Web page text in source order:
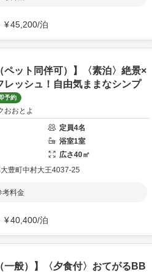
¥45,200/泊
ペット同伴可）】〈素泊〉絶景×
レッシュ！自由気ままなシンプ
予約
おおとよ
定員4名
浴室1室
広さ40㎡
大豊町中村大王4037-25
考料金
¥40,400/泊
一般）】〈夕食付〉おてがるBB